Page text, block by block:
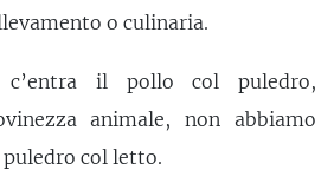
o culinaria.
c’entra il pollo col puledro,
animale, non abbiamo
col letto.